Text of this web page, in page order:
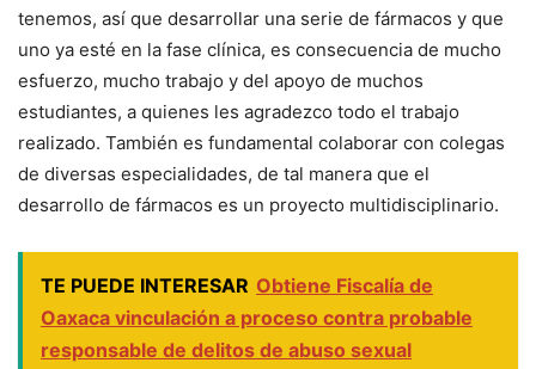
tenemos, así que desarrollar una serie de fármacos y que
uno ya esté en la fase clínica, es consecuencia de mucho
esfuerzo, mucho trabajo y del apoyo de muchos
estudiantes, a quienes les agradezco todo el trabajo
realizado. También es fundamental colaborar con colegas
de diversas especialidades, de tal manera que el
desarrollo de fármacos es un proyecto multidisciplinario.
TE PUEDE INTERESAR Obtiene Fiscalía de
Oaxaca vinculación a proceso contra probable
responsable de delitos de abuso sexual